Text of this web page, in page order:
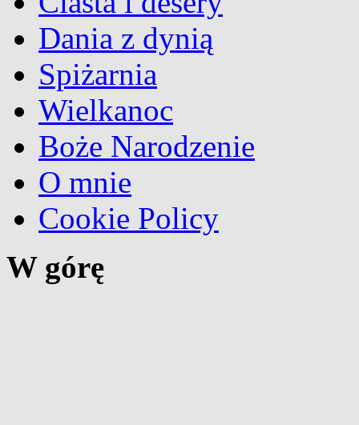
Dania z dynią
Spiżarnia
Wielkanoc
Boże Narodzenie
O mnie
Cookie Policy
W górę